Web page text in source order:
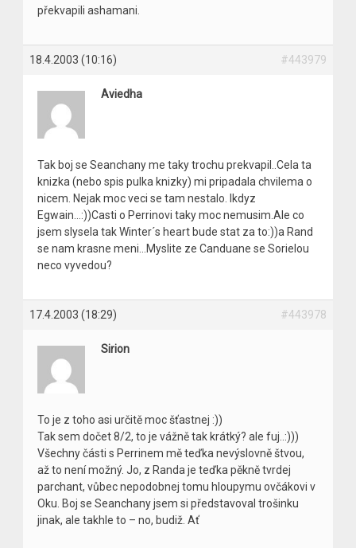
překvapili ashamani.
18.4.2003 (10:16) #443979
Aviedha
Tak boj se Seanchany me taky trochu prekvapil..Cela ta
knizka (nebo spis pulka knizky) mi pripadala chvilema o
nicem. Nejak moc veci se tam nestalo. Ikdyz
Egwain…:))Casti o Perrinovi taky moc nemusim.Ale co
jsem slysela tak Winter´s heart bude stat za to:))a Rand
se nam krasne meni…Myslite ze Canduane se Sorielou
neco vyvedou?
17.4.2003 (18:29) #443978
Sirion
To je z toho asi určitě moc šťastnej :))
Tak sem dočet 8/2, to je vážně tak krátký? ale fuj..:)))
Všechny části s Perrinem mě teďka nevýslovně štvou,
až to není možný. Jo, z Randa je teďka pěkně tvrdej
parchant, vůbec nepodobnej tomu hloupymu ovčákovi v
Oku. Boj se Seanchany jsem si představoval trošinku
jinak, ale takhle to – no, budiž. Ať